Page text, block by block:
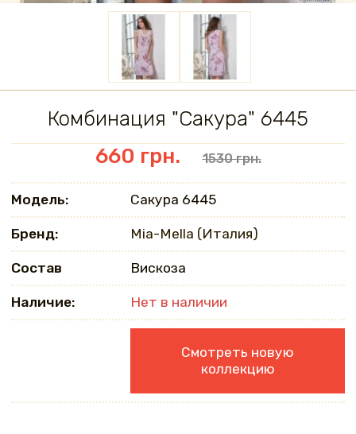
Комбинация "Сакура" 6445
660 грн.
1530 грн.
Модель: Сакура 6445
Бренд: Mia-Mella (Италия)
Состав Вискоза
Наличие: Нет в наличии
Смотреть новую
коллекцию